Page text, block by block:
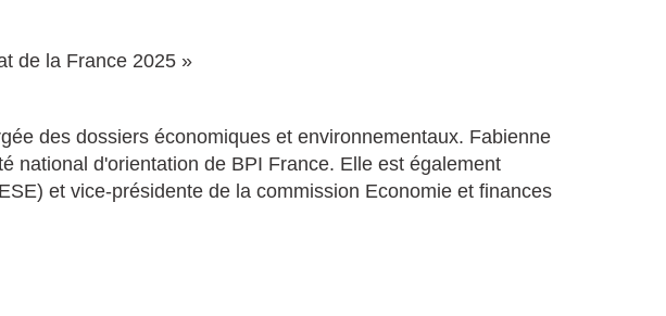
de la France 2025 »
des dossiers économiques et environnementaux. Fabienne
national d'orientation de BPI France. Elle est également
et vice-présidente de la commission Economie et finances